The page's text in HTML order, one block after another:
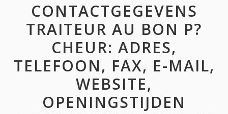
CONTACTGEGEVENS
TRAITEUR AU BON P?
CHEUR: ADRES,
TELEFOON, FAX, E-MAIL,
WEBSITE,
OPENINGSTIJDEN